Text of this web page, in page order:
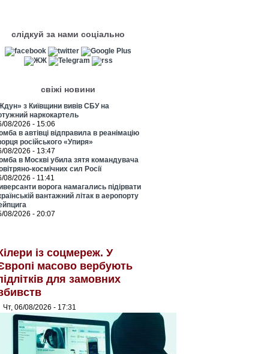
слідкуй за нами соціально
свіжі новини
з Київщини вивів СБУ на
наркокартель
08/2026 - 15:06
в автівці відправила в реанімацію
російського «Упиря»
08/2026 - 13:47
в Москві убила зятя командувача
космічних сил Росії
08/2026 - 11:41
ворога намагались підірвати
вантажний літак в аеропорту
08/2026 - 20:07
із соцмереж. У
масово вербують
для замовних
Чт, 06/08/2026 - 17:31